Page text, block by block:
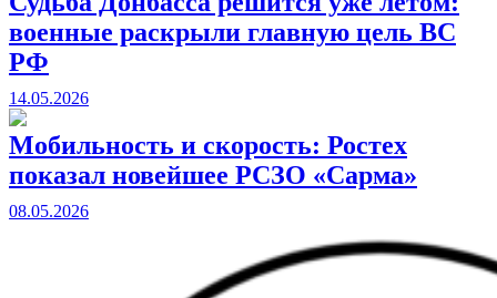
военные раскрыли главную цель ВС
РФ
14.05.2026
Мобильность и скорость: Ростех
показал новейшее РСЗО «Сарма»
08.05.2026